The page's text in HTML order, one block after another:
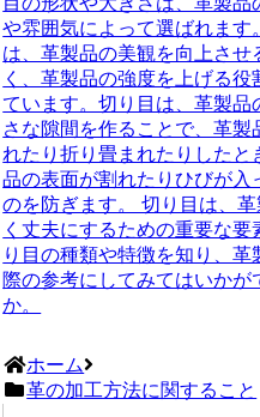
や雰囲気によって選ばれます
は、革製品の美観を向上させ
く、革製品の強度を上げる役
ています。切り目は、革製品
さな隙間を作ることで、革製
れたり折り畳まれたりしたと
品の表面が割れたりひびが入
のを防ぎます。 切り目は、
く丈夫にするための重要な要
り目の種類や特徴を知り、革
際の参考にしてみてはいかが
か。
ホーム
革の加工方法に関すること